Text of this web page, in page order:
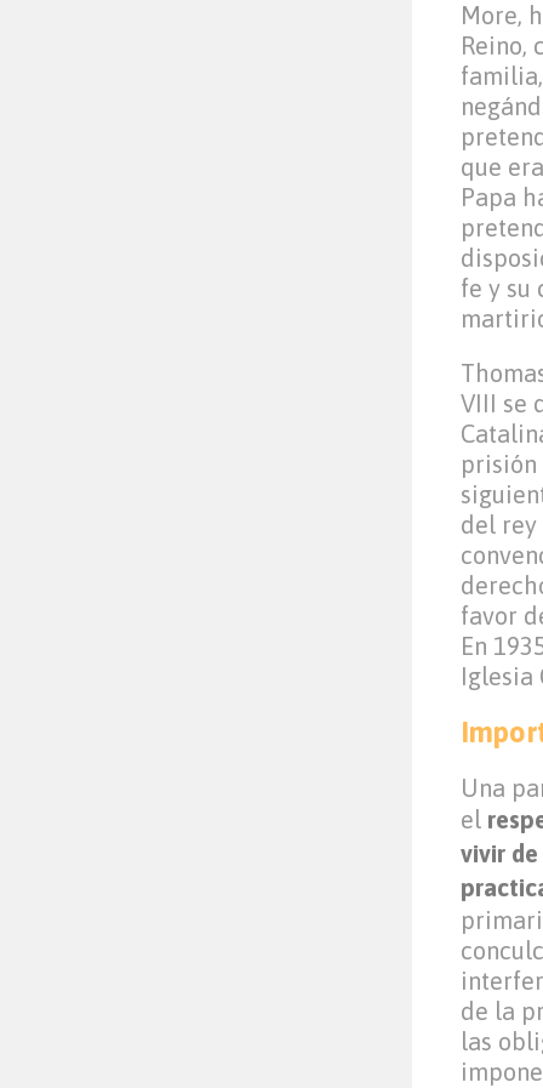
More,
Reino,
que
Papa
fe y su
VIII se
prisión
del rey
favor
En
Iglesia
Una
el
vivir
de la
las